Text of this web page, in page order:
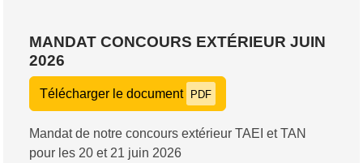
MANDAT CONCOURS EXTÉRIEUR JUIN
2026
Télécharger le document PDF
Mandat de notre concours extérieur TAEI et TAN
pour les 20 et 21 juin 2026